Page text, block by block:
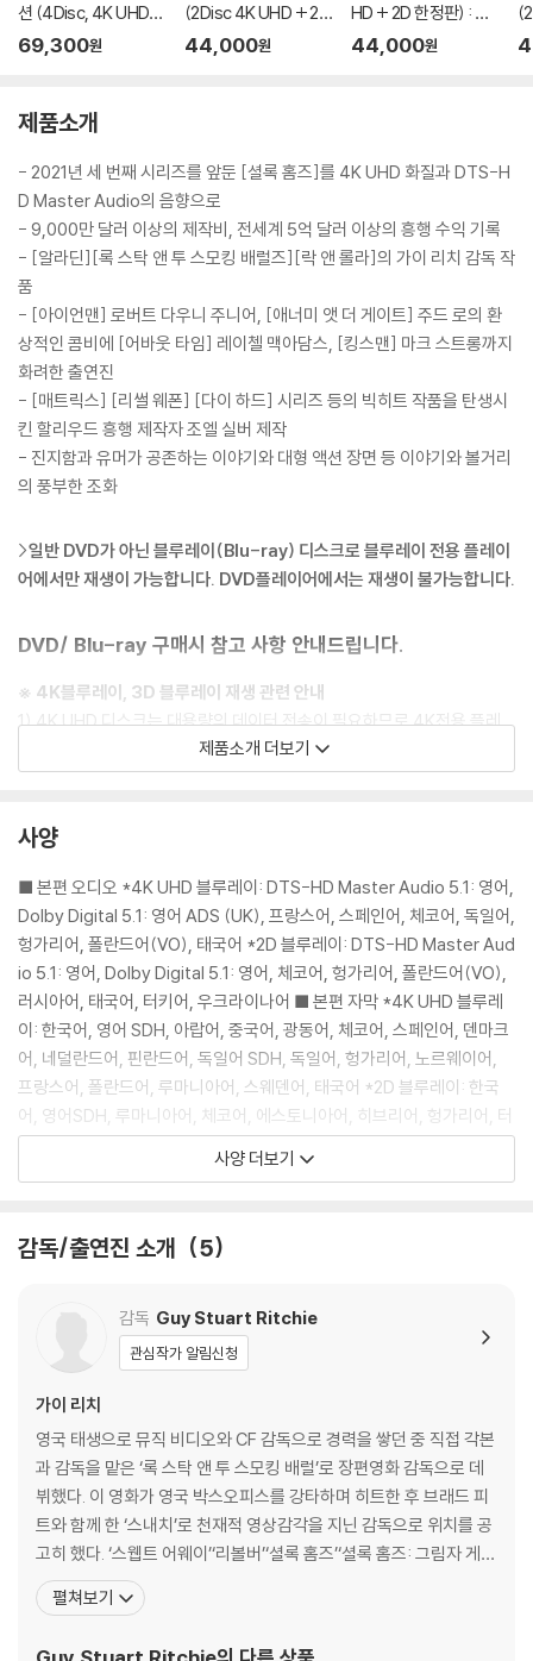
션 (4Disc, 4K UHD
슬립케이스 포함) : 블
69,300원
(2Disc 4K UHD + 2D
한정판) : 블루레이
44,000원
HD + 2D 한정판) : 블
루레이
44,000원
제품소개
- 2021년 세 번째 시리즈를 앞둔 [셜록 홈즈]를 4K UHD 화질과 DTS-H
D Master Audio의 음향으로
- 9,000만 달러 이상의 제작비, 전세계 5억 달러 이상의 흥행 수익 기록
- [알라딘][록 스탁 앤 투 스모킹 배럴즈][락 앤 롤라]의 가이 리치 감독 작
품
- [아이언맨] 로버트 다우니 주니어, [애너미 앳 더 게이트] 주드 로의 환
상적인 콤비에 [어바웃 타임] 레이첼 맥아담스, [킹스맨] 마크 스트롱까지
화려한 출연진
- [매트릭스] [리썰 웨폰] [다이 하드] 시리즈 등의 빅히트 작품을 탄생시
킨 할리우드 흥행 제작자 조엘 실버 제작
- 진지함과 유머가 공존하는 이야기와 대형 액션 장면 등 이야기와 볼거리
의 풍부한 조화
>일반 DVD가 아닌 블루레이(Blu-ray) 디스크로 블루레이 전용 플레이
어에서만 재생이 가능합니다. DVD플레이어에서는 재생이 불가능합니다.
DVD/ Blu-ray 구매시 참고 사항 안내드립니다.
※ 4K블루레이, 3D 블루레이 재생 관련 안내
1) 4K UHD 디스크는 대용량의 데이터 전송이 필요하므로 4K전용 플레
이어를 사용하셔야 합니다. 더불어 플레이어 소프트웨어 최신 버전의 업데
이트, 대용량 케이블 사용이 필수입니다.
니다.
※ 아웃케이스/구성품/포장 상태
1) 제작/배송 과정에서 경미한 아웃케이스 주름, 모서리 눌림 및 갈라짐이
발생할 수 있습니다. 반품을 원하실 경우 미개봉 상태로 문의 부탁드립니
다.
2) 스틸북 케이스 제작 과정에서 기포 혹은 경미한 인쇄 오류가 발생할 수
있습니다.
3) 렌티큘러 스틸북의 경우, 보호필름이 붙어 판매되기도 합니다. 보호필
름 손상에 의한 교환/반품은 불가합니다.
4) 본품 보호를 위해 노란색의 카톤 박스로 재포장한 경우, 카톤박스 손상
에 의한 교환/반품은 불가합니다.
5) 아웃케이스/구성품/포장 상태 불량에 의한 교환/반품 신청시 불량 확
환/반품이 제한될 수 있습니다.
1) 기기 문제로 인해 발생하는 재생 불량 현상에 대해서는 반품/교환이 불
가하니 최신 소프트웨어로 업데이트된 DVD/BD 전용 기기에서 재생하실
것을 권유해 드립니다.
2) 정전기와 먼지로 인해 재생이 원활하지 않은 경우가 있습니다. 디스크
를 마른 천으로 닦으시거나, DVD 클리너 등 전용 제품을 이용하면 대부분
해결됩니다.
3) 일부 PC 연결형 ODD의 경우 호환 상의 문제로 정상적인 디스크도 재
생이 불가능한 경우가 있습니다. 독립형 전용 플레이어 사용을 권장드리
며, ODD 사용으로 인한 재생 불량의 경우 교환 시에도 동일한 오류가 발
생할 수 있음을 알려드립니다.
제품소개 더보기
사양
■ 본편 오디오 *4K UHD 블루레이: DTS-HD Master Audio 5.1: 영어,
Dolby Digital 5.1: 영어 ADS (UK), 프랑스어, 스페인어, 체코어, 독일어,
헝가리어, 폴란드어(VO), 태국어 *2D 블루레이: DTS-HD Master Aud
io 5.1: 영어, Dolby Digital 5.1: 영어, 체코어, 헝가리어, 폴란드어(VO),
러시아어, 태국어, 터키어, 우크라이나어 ■ 본편 자막 *4K UHD 블루레
이: 한국어, 영어 SDH, 아랍어, 중국어, 광동어, 체코어, 스페인어, 덴마크
어, 네덜란드어, 핀란드어, 독일어 SDH, 독일어, 헝가리어, 노르웨이어,
프랑스어, 폴란드어, 루마니아어, 스웨덴어, 태국어 *2D 블루레이: 한국
어, 영어SDH, 루마니아어, 체코어, 에스토니아어, 히브리어, 헝가리어, 터
키어, 러시아어, 태국어, 슬로베니아어, 세르비아어, 중국어, 크로아티아
어, 아랍어, 불가리아어, 광동어, 라트비아어, 리투아니아어, 폴란드어 -
AL FEATURES (2D 블루레이에 포함) MMM - Director Guy Ritchie
till Gallery MMM - Timeline MMM - Drawbridges & Doilies: Desi
gning a Late Victorian London (04:46) MMM - Not a Deerstalk
er Cap in Sight (03:35) MMM - Ba-ritsu: A Turtorial (03:37) MM
M - Elementary English: Perfecting Sherlock's Accent (04:15)
MMM - The One That Got Away (03:37) MMM - Powers of Ob
servation & Deduction (04:11) MMM - The Sherlockians (03:1
5) MMM - Future Past Sherlock Holmes: Reinvented (14:06)
사양 더보기
감독/출연진 소개 5
감독 Guy Stuart Ritchie
관심작가 알림신청
가이 리치
영국 태생으로 뮤직 비디오와 CF 감독으로 경력을 쌓던 중 직접 각본
과 감독을 맡은 ‘록 스탁 앤 투 스모킹 배럴’로 장편영화 감독으로 데
뷔했다. 이 영화가 영국 박스오피스를 강타하며 히트한 후 브래드 피
트와 함께 한 ‘스내치’로 천재적 영상감각을 지닌 감독으로 위치를 공
고히 했다. ‘스웹트 어웨이’‘리볼버’‘셜록 홈즈’‘셜록 홈즈: 그림자 게
임’ 등의 작품이 있다. - 감독 2000 스내치 (Snatch) 1998 록 스탁
앤 투 스모킹 배럴즈 (Lock, Stock and Two Smoking Barrels)
펼쳐보기